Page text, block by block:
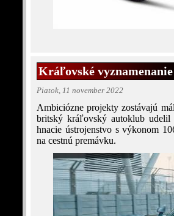
Kráľovské
Piatok, 11 november 2022
Ambiciózne projekty zostávajú
britský kráľovský autoklub udelil
hnacie ústrojenstvo s výkonom
na cestnú premávku.